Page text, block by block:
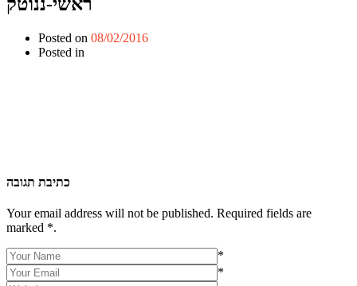
Posted on 08/02/2016
Posted in
כתיבת תגובה
Your email address will not be published. Required fields are
marked *.
*
*